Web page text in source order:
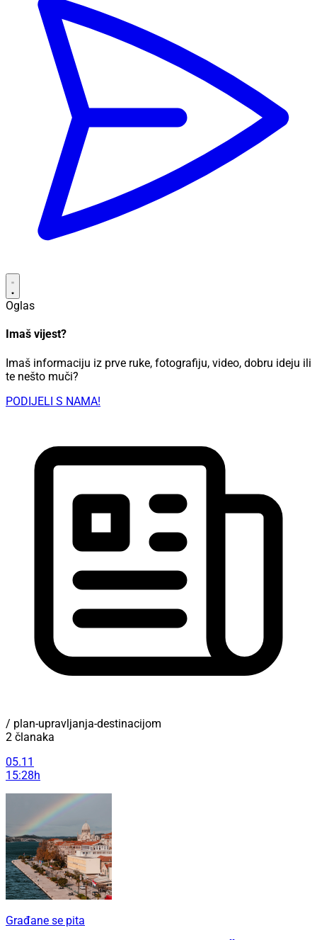
Oglas
Imaš vijest?
Imaš informaciju iz prve ruke, fotografiju, video, dobru ideju ili
te nešto muči?
PODIJELI S NAMA!
/ plan-upravljanja-destinacijom
2 članaka
05.11
15:28h
Građane se pita